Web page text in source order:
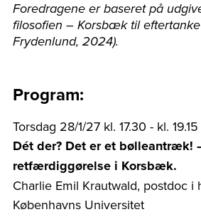
Foredragene er baseret på
filosofien – Korsbæk til
Frydenlund, 2024).
Program:
Torsdag 28/1/27 kl. 17.30 - kl. 19.15
Dét der? Det er et bølleantræk!
retfærdiggørelse i Korsbæk.
Charlie Emil Krautwald, postdoc i
Københavns Universitet